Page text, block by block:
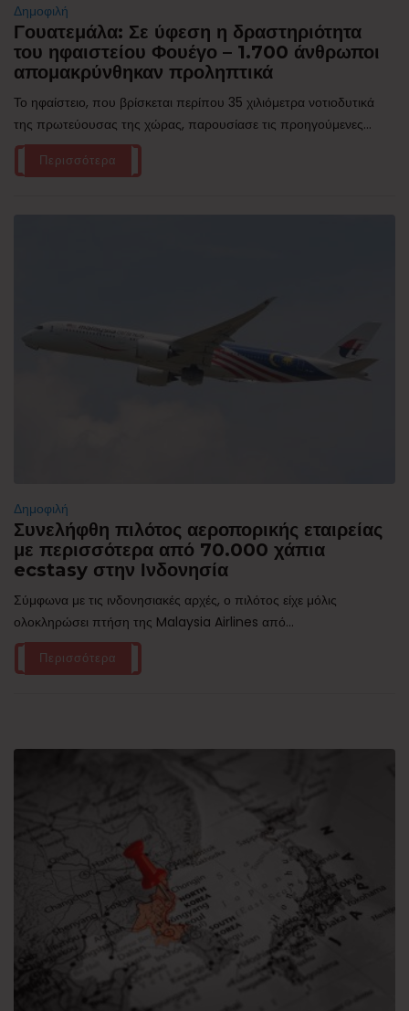
Δημοφιλή
Γουατεμάλα: Σε ύφεση η δραστηριότητα
του ηφαιστείου Φουέγο – 1.700 άνθρωποι
απομακρύνθηκαν προληπτικά
Το ηφαίστειο, που βρίσκεται περίπου 35 χιλιόμετρα νοτιοδυτικά
της πρωτεύουσας της χώρας, παρουσίασε τις προηγούμενες...
Περισσότερα
Δημοφιλή
Συνελήφθη πιλότος αεροπορικής εταιρείας
με περισσότερα από 70.000 χάπια
ecstasy στην Ινδονησία
Σύμφωνα με τις ινδονησιακές αρχές, ο πιλότος είχε μόλις
ολοκληρώσει πτήση της Malaysia Airlines από...
Περισσότερα